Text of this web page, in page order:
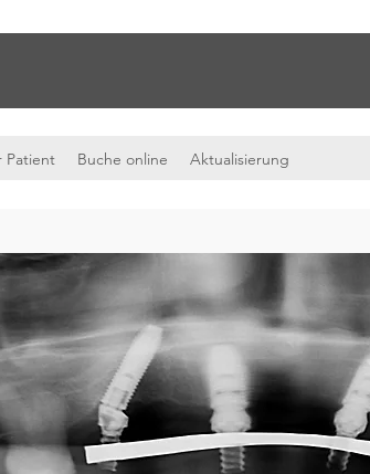
Patient Buche online Aktualisierung